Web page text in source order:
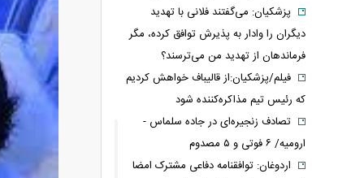
پزشکیان: می‌گفتند فلانی با تهدید
دیگران را وادار به پذیرش توافق کرده، مگر
فرماندهان از تهدید من می‌ترسند؟
فیلم/پزشکیان:از قالیباف خواهش کردیم
که رئیس تیم مذاکره‌کننده شود
تصادف زنجیره‌ای در جاده سلماس -
ارومیه/ ۶ فوتی و ۵ مصدوم
اردوغان: توافقنامه دفاعی مشترک امضا